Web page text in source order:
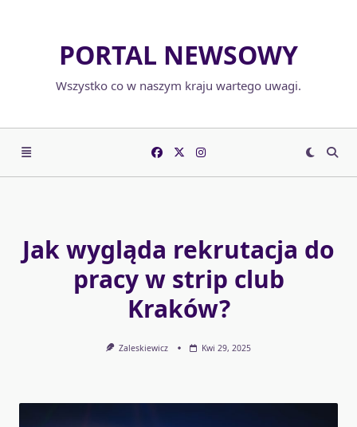
PORTAL NEWSOWY
Wszystko co w naszym kraju wartego uwagi.
Jak wygląda rekrutacja do
pracy w strip club
Kraków?
Zaleskiewicz Kwi 29, 2025